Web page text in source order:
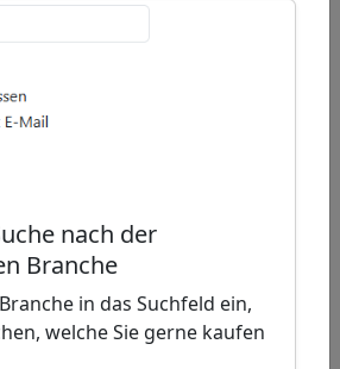
nach der
Branche
in das Suchfeld ein,
welche Sie gerne kaufen